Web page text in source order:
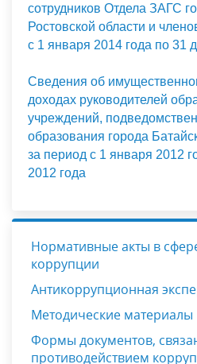
сотрудников Отдела ЗАГС
Ростовской области и
с 1 января 2014 года по 31
Сведения об
доходах руководителей
учреждений,
образования города
за период с 1 января 2012
2012 года
Нормативные акты в
коррупции
Антикоррупционная
Методические материалы
Формы документов,
противодействием